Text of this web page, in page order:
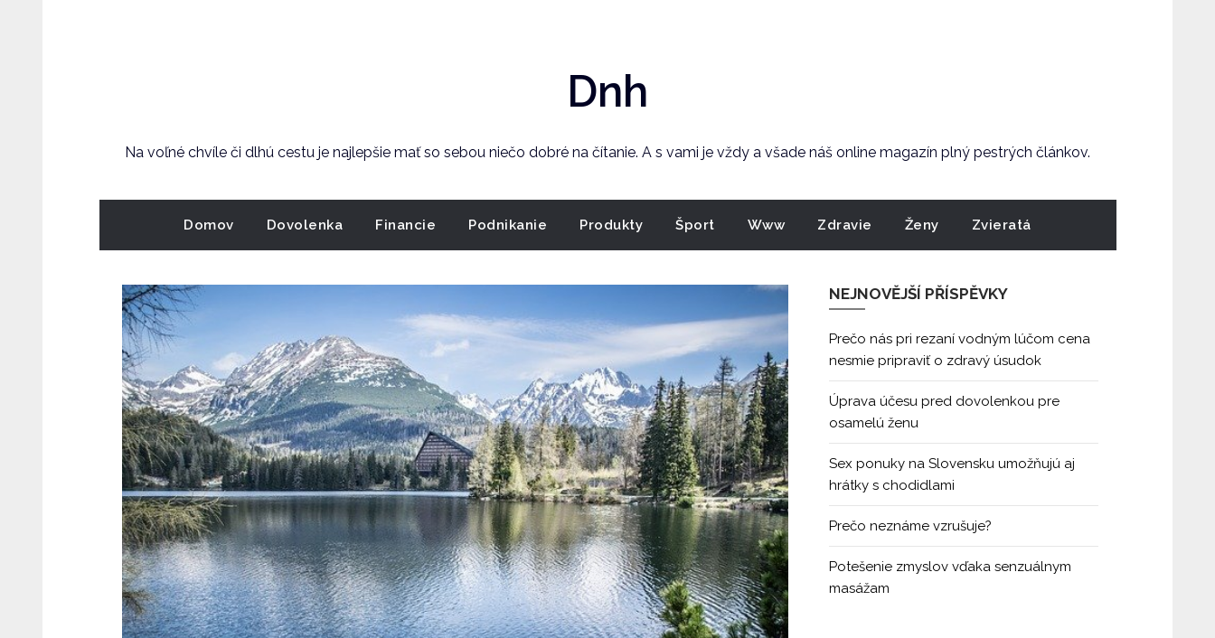
Dnh
Na voľné chvíle či dlhú cestu je najlepšie mať so sebou niečo dobré na čítanie. A s vami je vždy a všade náš online magazín plný pestrých článkov.
Domov Dovolenka Financie Podnikanie Produkty Šport Www Zdravie Ženy Zvieratá
NEJNOVĚJŠÍ PŘÍSPĚVKY
Prečo nás pri rezaní vodným lúčom cena
nesmie pripraviť o zdravý úsudok
Úprava účesu pred dovolenkou pre
osamelú ženu
Sex ponuky na Slovensku umožňujú aj
hrátky s chodidlami
Prečo neznáme vzrušuje?
Potešenie zmyslov vďaka senzuálnym
masážam